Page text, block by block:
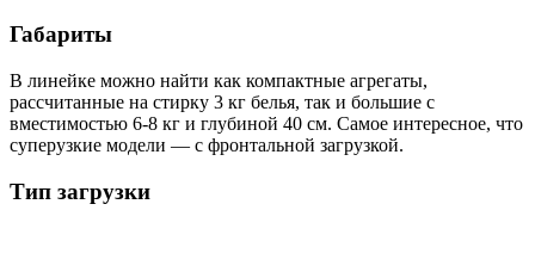
Габариты
В линейке можно найти как компактные агрегаты,
рассчитанные на стирку 3 кг белья, так и большие с
вместимостью 6-8 кг и глубиной 40 см. Самое интересное, что
суперузкие модели — с фронтальной загрузкой.
Тип загрузки